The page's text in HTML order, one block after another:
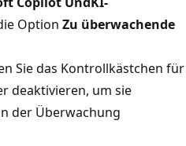
Option Zu überwachende
Sie das Kontrollkästchen für
deaktivieren, um sie
der Überwachung